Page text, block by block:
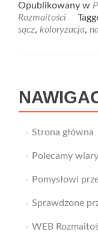
Opublikowany w
Rozmaitości
sącz, koloryzacja,
Strona główna
Polecamy
Pomysłowi
Sprawdzone
WEB